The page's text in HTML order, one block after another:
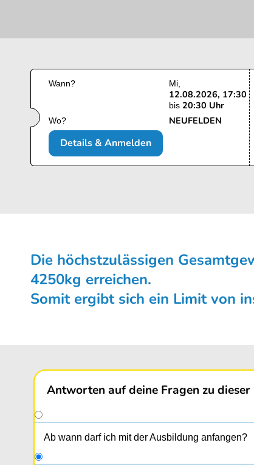
Wann? Mi
12.08.2026, 17:30
bis 20:30 Uhr
Wo? NEUFELDEN
Details & Anmelden
Die höchstzulässigen
4250kg erreichen.
Somit ergibt sich ein Limit von
Antworten auf deine Fragen zu dieser
Ab wann darf ich mit der Ausbildung anfangen?